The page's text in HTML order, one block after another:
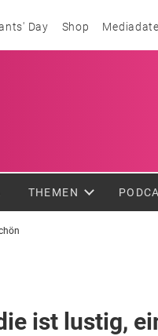
Day Shop
THEMEN
ist lustig,